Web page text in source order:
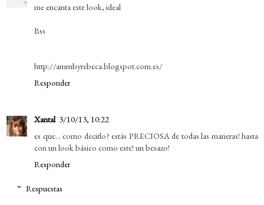
me encanta este look, ideal
Bss
http://ammbyrebeca.blogspot.com.es/
Responder
Xantal 3/10/13, 10:22
es que... como decirlo? estás PRECIOSA de todas las maneras! hasta
con un look básico como este! un besazo!
Responder
Respuestas